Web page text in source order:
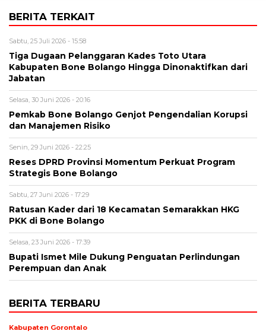
BERITA TERKAIT
Sabtu, 25 Juli 2026 - 15:58
Tiga Dugaan Pelanggaran Kades Toto Utara
Kabupaten Bone Bolango Hingga Dinonaktifkan dari
Jabatan
Selasa, 30 Juni 2026 - 20:16
Pemkab Bone Bolango Genjot Pengendalian Korupsi
dan Manajemen Risiko
Senin, 29 Juni 2026 - 22:25
Reses DPRD Provinsi Momentum Perkuat Program
Strategis Bone Bolango
Sabtu, 27 Juni 2026 - 17:29
Ratusan Kader dari 18 Kecamatan Semarakkan HKG
PKK di Bone Bolango
Selasa, 23 Juni 2026 - 17:39
Bupati Ismet Mile Dukung Penguatan Perlindungan
Perempuan dan Anak
BERITA TERBARU
Kabupaten Gorontalo